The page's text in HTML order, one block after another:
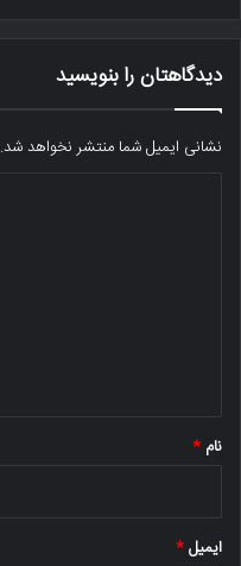
دیدگاهتان را بنویسید
نشانی ایمیل شما منتشر نخواهد شد.
نام *
ایمیل*